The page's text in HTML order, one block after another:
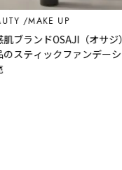
UP
ンドOSAJI（オサジ）、新
ィックファンデーションを